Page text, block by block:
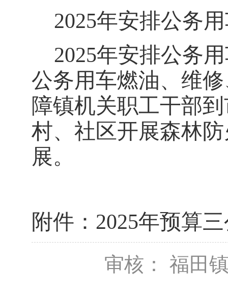
2025年安排公务
2025年安排公务
公务用车燃油、维
障镇机关职工干部
村、社区开展森林
展。
附件： 2025年预算
审核： 福田